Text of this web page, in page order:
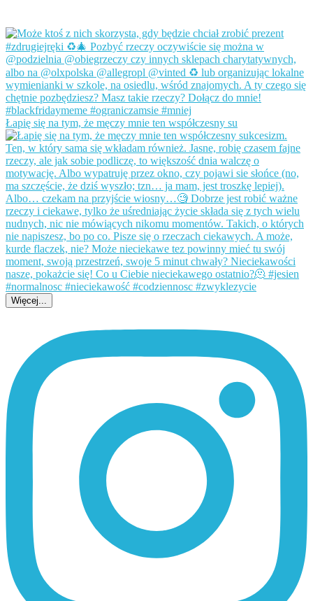
Łapię się na tym, że męczy mnie ten współczesny su
Więcej...